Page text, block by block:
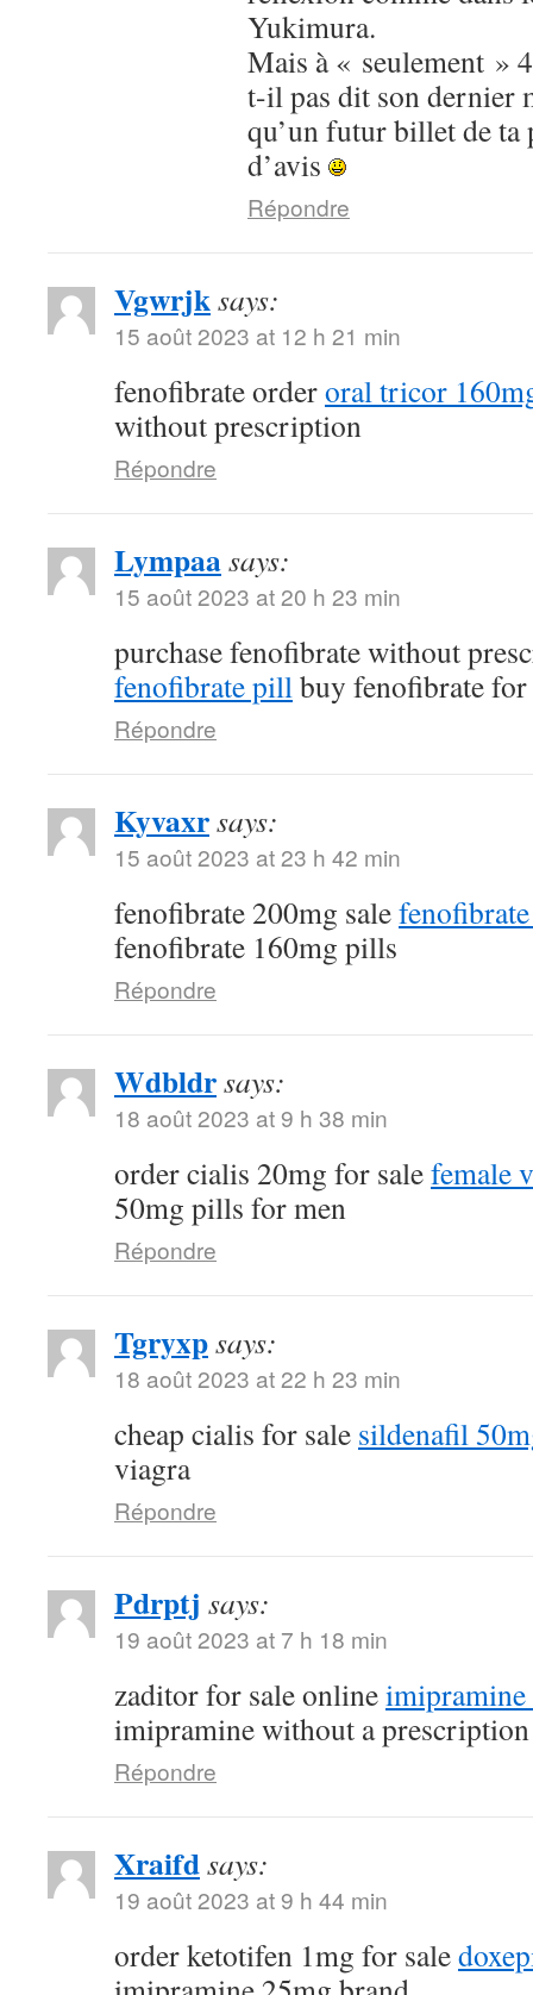
Yukimura.
Mais à « seulement »
t-il pas dit son dernier
qu’un futur billet de ta
d’avis
Répondre
Vgwrjksays:
15 août 2023 at 12 h 21 min
fenofibrate orderoral tricor
without prescription
Répondre
Lympaasays:
15 août 2023 at 20 h 23 min
purchase fenofibrate without
fenofibrate pillbuy fenofibrate for
Répondre
Kyvaxrsays:
15 août 2023 at 23 h 42 min
fenofibrate 200mg sale
fenofibrate 160mg pills
Répondre
Wdbldrsays:
18 août 2023 at 9 h 38 min
order cialis 20mg for salefemale
50mg pills for men
Répondre
Tgryxpsays:
18 août 2023 at 22 h 23 min
cheap cialis for sale sildenafil
viagra
Répondre
Pdrptj says:
19 août 2023 at 7 h 18 min
zaditor for sale onlineimipramine
imipramine without a prescription
Répondre
Xraifdsays:
19 août 2023 at 9 h 44 min
order ketotifen 1mg for sale